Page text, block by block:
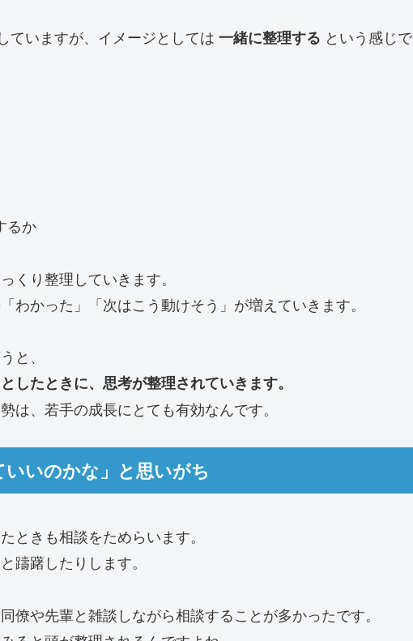
ていますが、イメージとしては 一緒に整理する という感じで
るか
くり整理していきます。
わかった」「次はこう動けそう」が増えていきます。
と、
したときに、思考が整理されていきます。
は、若手の成長にとても有効なんです。
いのかな」と思いがち
ときも相談をためらいます。
躊躇したりします。
僚や先輩と雑談しながら相談することが多かったです。